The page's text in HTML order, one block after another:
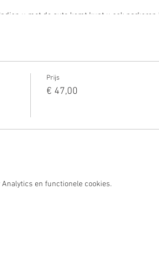
u met de auto komt kunt u ook
lopen naar Demakervanlekkers.
Prijs
€ 47,00
en functionele cookies.